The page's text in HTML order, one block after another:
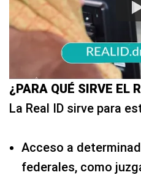
¿PARA QUÉ SIRVE EL
La Real ID sirve para
Acceso a
federales, como